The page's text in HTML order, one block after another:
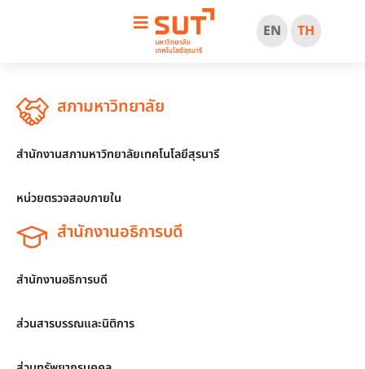
EN TH
สภามหาวิทยาลัย
สำนักงานสภามหาวิทยาลัยเทคโนโลยีสุรนารี
หน่วยตรวจสอบภายใน
สำนักงานอธิการบดี
สำนักงานอธิการบดี
ส่วนสารบรรณและนิติการ